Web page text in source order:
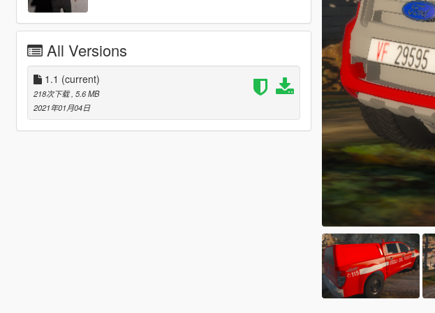
All Versions
1.1 (current)
218次下载 , 5.6 MB
2021年01月04日